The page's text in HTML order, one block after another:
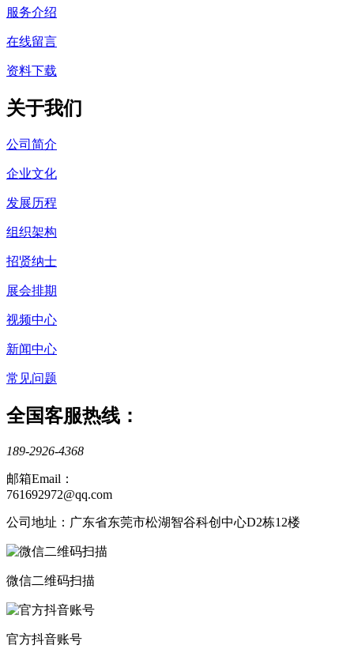
服务介绍
在线留言
资料下载
关于我们
公司简介
企业文化
发展历程
组织架构
招贤纳士
展会排期
视频中心
新闻中心
常见问题
全国客服热线：
189-2926-4368
邮箱Email：
761692972@qq.com
公司地址：广东省东莞市松湖智谷科创中心D2栋12楼
微信二维码扫描
官方抖音账号